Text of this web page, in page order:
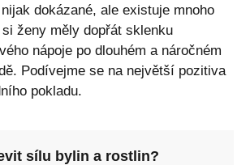
dokázané, ale existuje mnoho
ženy měly dopřát sklenku
nápoje po dlouhém a náročném
Podívejme se na největší pozitiva
pokladu.
sílu bylin a rostlin?